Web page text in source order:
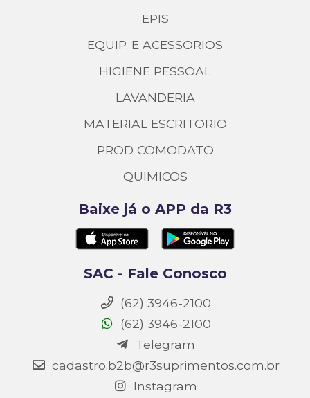
EPIS
EQUIP. E ACESSORIOS
HIGIENE PESSOAL
LAVANDERIA
MATERIAL ESCRITORIO
PROD COMODATO
QUIMICOS
Baixe já o APP da R3
SAC - Fale Conosco
(62) 3946-2100
(62) 3946-2100
Telegram
cadastro.b2b@r3suprimentos.com.br
Instagram